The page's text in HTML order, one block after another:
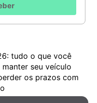
tudo o que você
seu veículo
os prazos com